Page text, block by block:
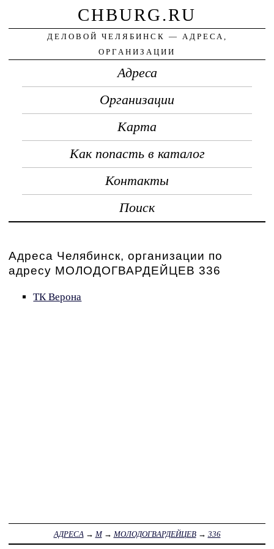
CHBURG.RU
ДЕЛОВОЙ ЧЕЛЯБИНСК — АДРЕСА,
ОРГАНИЗАЦИИ
Адреса
Организации
Карта
Как попасть в каталог
Контакты
Поиск
Адреса Челябинск, организации по
адресу МОЛОДОГВАРДЕЙЦЕВ 336
ТК Верона
АДРЕСА → М→ МОЛОДОГВАРДЕЙЦЕВ→ 336